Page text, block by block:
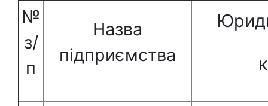
№
з/
п
Назва
підприємства